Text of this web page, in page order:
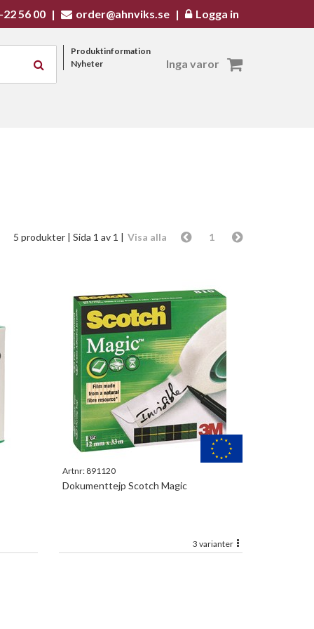
1
Visa alla
5 produkter | Sida 1 av 1 |
Artnr: 891120
Dokumenttejp Scotch Magic
3 varianter
56 00 | order@ahnviks.se | Logga in
Produktinformation
Nyheter
Inga varor